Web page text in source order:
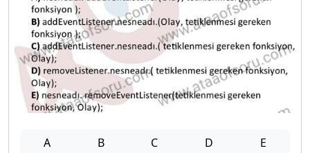
A B C D E